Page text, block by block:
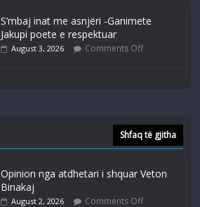
S’mbaj inat me asnjëri -Ganimete
Jakupi poete e respektuar
August 3, 2026 Comments Off
Shfaq të gjitha
Opinion nga atdhetari i shquar Veton
Binakaj
August 2, 2026 Comments Off